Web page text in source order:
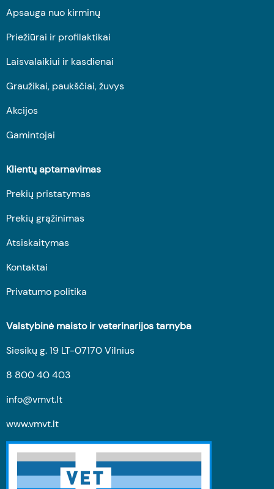
Apsauga nuo kirminų
Priežiūrai ir profilaktikai
Laisvalaikiui ir kasdienai
Graužikai, paukščiai, žuvys
Akcijos
Gamintojai
Klientų aptarnavimas
Prekių pristatymas
Prekių grąžinimas
Atsiskaitymas
Kontaktai
Privatumo politika
Valstybinė maisto ir veterinarijos tarnyba
Siesikų g. 19 LT-07170 Vilnius
8 800 40 403
info@vmvt.lt
www.vmvt.lt